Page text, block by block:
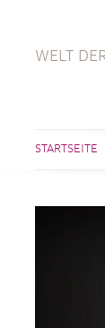
WELT
STARTSEITE